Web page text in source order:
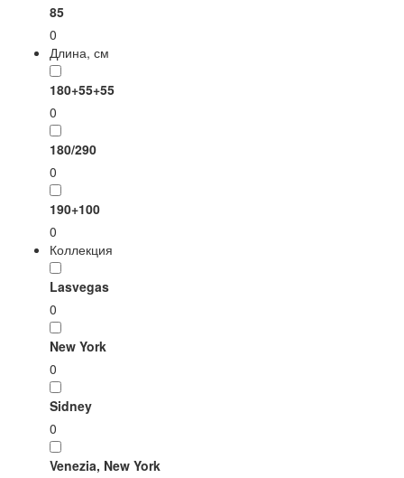
85
0
Длина, см
180+55+55
0
180/290
0
190+100
0
Коллекция
Lasvegas
0
New York
0
Sidney
0
Venezia, New York